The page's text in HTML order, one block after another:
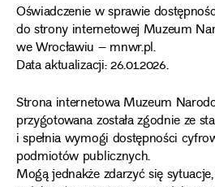
Oświadczenie w sprawie
do strony internetowej Muzeum
we Wrocławiu – mnwr.pl.
Data aktualizacji: 26.01.2026.
Strona internetowa Muzeum
przygotowana została zgodnie ze
i spełnia wymogi dostępności
podmiotów publicznych.
Mogą jednakże zdarzyć się